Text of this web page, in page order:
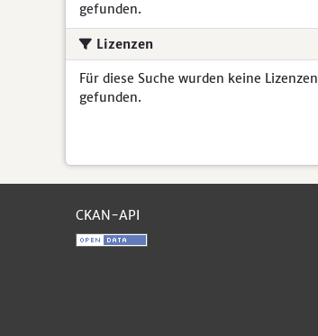
gefunden.
Lizenzen
Für diese Suche wurden keine Lizenzen
gefunden.
CKAN-API